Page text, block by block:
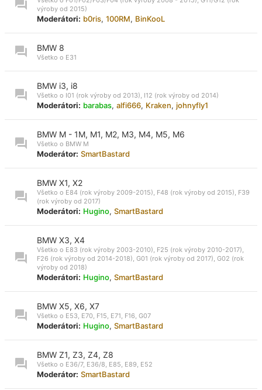
výroby od 2015)
Moderátori: b0ris, 100RM, BinKooL
BMW 8
Všetko o E31
BMW i3, i8
Všetko o I01 (rok výroby od 2013), I12 (rok výroby od 2014)
Moderátori: barabas, alfi666, Kraken, johnyfly1
BMW M - 1M, M1, M2, M3, M4, M5, M6
Všetko o BMW M
Moderátor: SmartBastard
BMW X1, X2
Všetko o E84 (rok výroby 2009-2015), F48 (rok výroby od 2015), F39
(rok výroby od 2017)
Moderátori: Hugino, SmartBastard
BMW X3, X4
Všetko o E83 (rok výroby 2003-2010), F25 (rok výroby 2010-2017),
F26 (rok výroby od 2014-2018), G01 (rok výroby od 2017), G02 (rok
výroby od 2018)
Moderátori: Hugino, SmartBastard
BMW X5, X6, X7
Všetko o E53, E70, F15, E71, F16, G07
Moderátori: Hugino, SmartBastard
BMW Z1, Z3, Z4, Z8
Všetko o E36/7, E36/8, E85, E89, E52
Moderátor: SmartBastard